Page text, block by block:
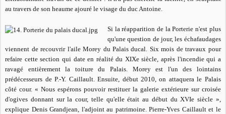
au travers de son heaume ajouré le visage du duc Antoine.
Si la réapparition de la Porterie n'est plus
qu'une question de jour, les échafaudages
viennent de recouvrir l'aile Morey du Palais ducal. Six mois de travaux pour
refaire cette section qui date en réalité du XIXe siècle, après l'incendie qui a
ravagé entièrement la toiture du Palais. Morey est l'un des lointains
prédécesseurs de P.-Y. Caillault. Ensuite, début 2010, on attaquera le Palais
côté cour. «Nous espérons pouvoir restituer la galerie extérieure sur croisée
d'ogives donnant sur la cour, telle qu'elle était au début du XVIe siècle »,
explique Denis Grandjean, l'adjoint au patrimoine. Pierre-Yves Caillault et le